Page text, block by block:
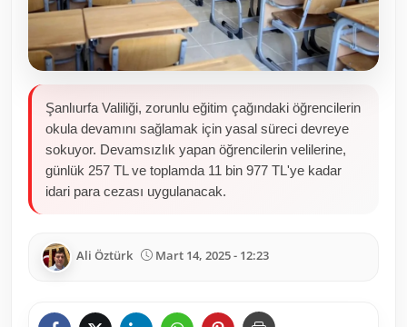
Şanlıurfa Valiliği, zorunlu eğitim çağındaki öğrencilerin
okula devamını sağlamak için yasal süreci devreye
sokuyor. Devamsızlık yapan öğrencilerin velilerine,
günlük 257 TL ve toplamda 11 bin 977 TL'ye kadar
idari para cezası uygulanacak.
Ali Öztürk Mart 14, 2025 - 12:23